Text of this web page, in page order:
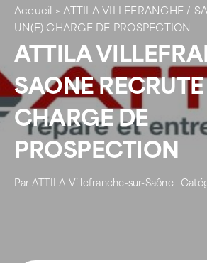
Nos services
Nos agences
Votre toit
Rejoignez-nous
Accueil > ATTILA VILLEFRANCHE /
UN(E) CHARGE DE PROSPECTION
ATTILA
SAONE
CHARGE DE
PROSPECTION
Par ATTILA Villefranche-sur-Saône